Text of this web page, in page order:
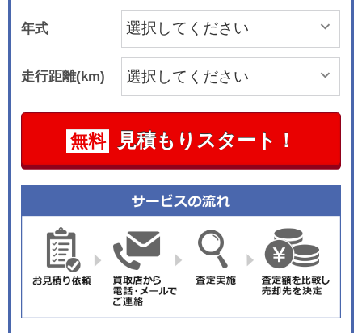
年式
走行距離(km)
無料 見積もりスタート！